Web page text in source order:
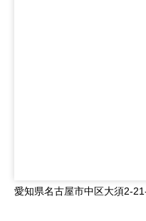
愛知県名古屋市中区大須2-